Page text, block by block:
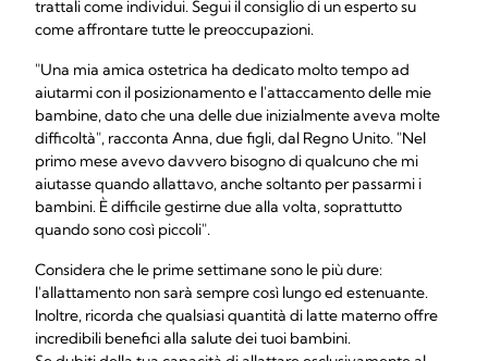
trattali come individui. Segui il consiglio di un esperto su
come affrontare tutte le preoccupazioni.
"Una mia amica ostetrica ha dedicato molto tempo ad
aiutarmi con il posizionamento e l'attaccamento delle mie
bambine, dato che una delle due inizialmente aveva molte
difficoltà", racconta Anna, due figli, dal Regno Unito. "Nel
primo mese avevo davvero bisogno di qualcuno che mi
aiutasse quando allattavo, anche soltanto per passarmi i
bambini. È difficile gestirne due alla volta, soprattutto
quando sono così piccoli".
Considera che le prime settimane sono le più dure:
l'allattamento non sarà sempre così lungo ed estenuante.
Inoltre, ricorda che qualsiasi quantità di latte materno offre
incredibili benefici alla salute dei tuoi bambini.